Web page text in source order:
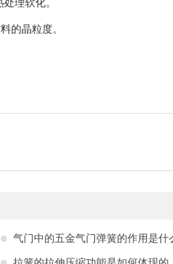
理软化。
的晶粒度。
气门中的五金气门弹簧的作用是什